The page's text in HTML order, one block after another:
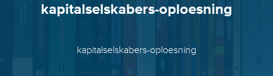
kapitalselskabers-oploesning
kapitalselskabers-oploesning